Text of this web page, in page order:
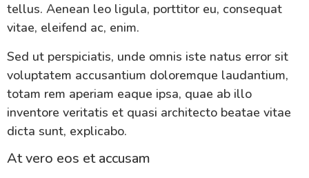
tellus. Aenean leo ligula, porttitor eu, consequat
vitae, eleifend ac, enim.
Sed ut perspiciatis, unde omnis iste natus error sit
voluptatem accusantium doloremque laudantium,
totam rem aperiam eaque ipsa, quae ab illo
inventore veritatis et quasi architecto beatae vitae
dicta sunt, explicabo.
At vero eos et accusam